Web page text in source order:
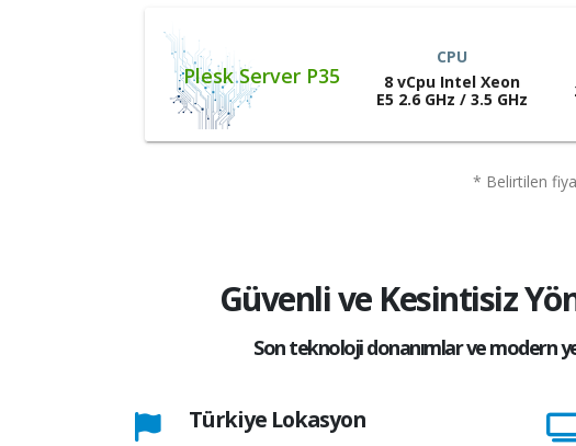
Plesk Server P35
CPU
8 vCpu Intel Xeon
E5 2.6 GHz / 3.5 GHz
* Belirtilen
Güvenli ve Kesintisiz
Son teknoloji donanımlar ve modern
Türkiye Lokasyon